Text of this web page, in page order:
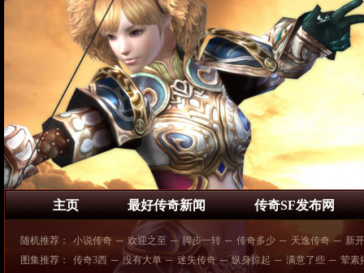
主页 最好传奇新闻 传奇SF发布网
随机推荐： 小说传奇 ─ 欢迎之至 ─ 脚步一转 ─ 传奇多少 ─ 天逸传奇 ─ 新
图集推荐：
传奇3西 ─ 没有大单 ─ 迷失传奇 ─ 纵身掠起 ─ 满意了些 ─ 荤素